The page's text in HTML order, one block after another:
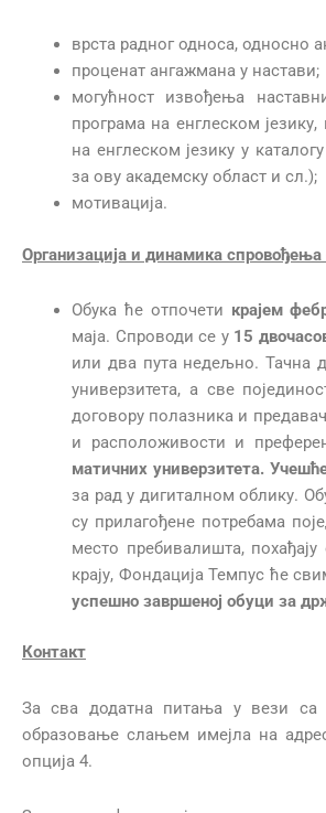
врста радног односа, односно
проценат ангажмана у настави;
могућност извођења
програма на енглеском
на енглеском језику у
за ову академску област и сл.);
мотивација.
Организација и динамика спровођења
Обука ће отпочети крајем
маја. Спроводи се у 1 5
или два пута недељно. Тачна
универзитета, а све
договору полазника и
и расположивости и
матичних универзитета.
за рад у дигиталном облику.
су прилагођене потребама
место пребивалишта,
крају, Фондација Темпус ће
успешно завршеној обуци за
Контакт
За сва додатна питања у вези са
образовање слањем имејла на
опција 4.